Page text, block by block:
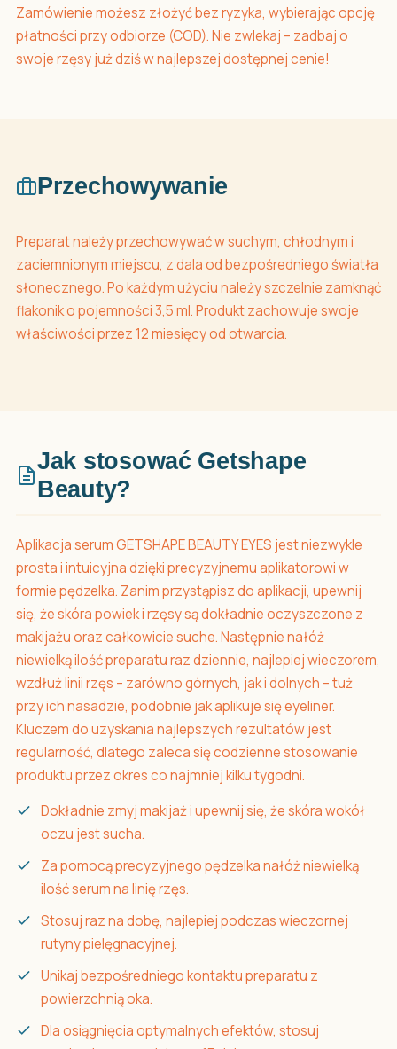
Zamówienie możesz złożyć bez ryzyka, wybierając opcję
płatności przy odbiorze (COD). Nie zwlekaj – zadbaj o
swoje rzęsy już dziś w najlepszej dostępnej cenie!
Przechowywanie
Preparat należy przechowywać w suchym, chłodnym i
zaciemnionym miejscu, z dala od bezpośredniego światła
słonecznego. Po każdym użyciu należy szczelnie zamknąć
flakonik o pojemności 3,5 ml. Produkt zachowuje swoje
właściwości przez 12 miesięcy od otwarcia.
Jak stosować Getshape
Beauty?
Aplikacja serum GETSHAPE BEAUTY EYES jest niezwykle
prosta i intuicyjna dzięki precyzyjnemu aplikatorowi w
formie pędzelka. Zanim przystąpisz do aplikacji, upewnij
się, że skóra powiek i rzęsy są dokładnie oczyszczone z
makijażu oraz całkowicie suche. Następnie nałóż
niewielką ilość preparatu raz dziennie, najlepiej wieczorem,
wzdłuż linii rzęs – zarówno górnych, jak i dolnych – tuż
przy ich nasadzie, podobnie jak aplikuje się eyeliner.
Kluczem do uzyskania najlepszych rezultatów jest
regularność, dlatego zaleca się codzienne stosowanie
produktu przez okres co najmniej kilku tygodni.
Dokładnie zmyj makijaż i upewnij się, że skóra wokół
oczu jest sucha.
Za pomocą precyzyjnego pędzelka nałóż niewielką
ilość serum na linię rzęs.
Stosuj raz na dobę, najlepiej podczas wieczornej
rutyny pielęgnacyjnej.
Unikaj bezpośredniego kontaktu preparatu z
powierzchnią oka.
Dla osiągnięcia optymalnych efektów, stosuj